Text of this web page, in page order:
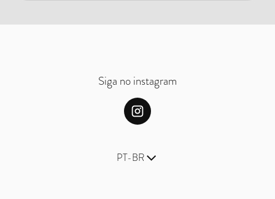
Siga no instagram
Idioma
PT-BR